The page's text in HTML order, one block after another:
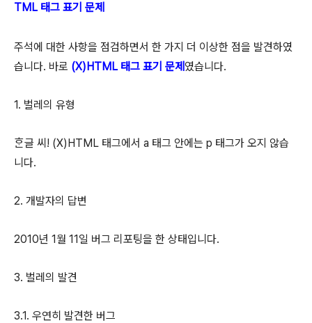
TML 태그 표기 문제
주석에 대한 사항을 점검하면서 한 가지 더 이상한 점을 발견하였
습니다. 바로 (X)HTML 태그 표기 문제 였습니다.
1. 벌레의 유형
ᄒᆞᆫ글 씨! (X)HTML 태그에서 a 태그 안에는 p 태그가 오지 않습
니다.
2. 개발자의 답변
2010년 1월 11일 버그 리포팅을 한 상태입니다.
3. 벌레의 발견
3.1. 우연히 발견한 버그